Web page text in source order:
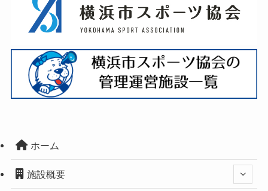
ホーム
施設概要